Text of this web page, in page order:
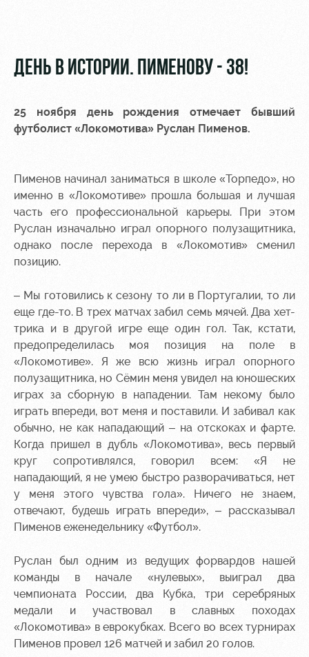
РЖД
мероприятий
Аренда
полей
Аренда
площадей
Ледовый
дворец
Занятия
спортом
Локо
Академия
Как
поступить
Контакты
Академии
Информация
Банковская
карта
«Локомотив»
Заставки
Карта
болельщика
Парковка
Информация
для
болельщиков
МГН
ДЕНЬ В ИСТОРИИ. ПИМЕНОВУ - 38!
25 ноября день рождения отмечает бывший
футболист «Локомотива» Руслан Пименов.
Пименов начинал заниматься в школе «Торпедо», но
именно в «Локомотиве» прошла большая и лучшая
часть его профессиональной карьеры. При этом
Руслан изначально играл опорного полузащитника,
однако после перехода в «Локомотив» сменил
позицию.
– Мы готовились к сезону то ли в Португалии, то ли
еще где-то. В трех матчах забил семь мячей. Два хет-
трика и в другой игре еще один гол. Так, кстати,
предопределилась моя позиция на поле в
«Локомотиве». Я же всю жизнь играл опорного
полузащитника, но Сёмин меня увидел на юношеских
играх за сборную в нападении. Там некому было
играть впереди, вот меня и поставили. И забивал как
обычно, не как нападающий – на отскоках и фарте.
Когда пришел в дубль «Локомотива», весь первый
круг сопротивлялся, говорил всем: «Я не
нападающий, я не умею быстро разворачиваться, нет
у меня этого чувства гола». Ничего не знаем,
отвечают, будешь играть впереди», – рассказывал
Пименов еженедельнику «Футбол».
Руслан был одним из ведущих форвардов нашей
команды в начале «нулевых», выиграл два
чемпионата России, два Кубка, три серебряных
медали и участвовал в славных походах
«Локомотива» в еврокубках. Всего во всех турнирах
Пименов провел 126 матчей и забил 20 голов.